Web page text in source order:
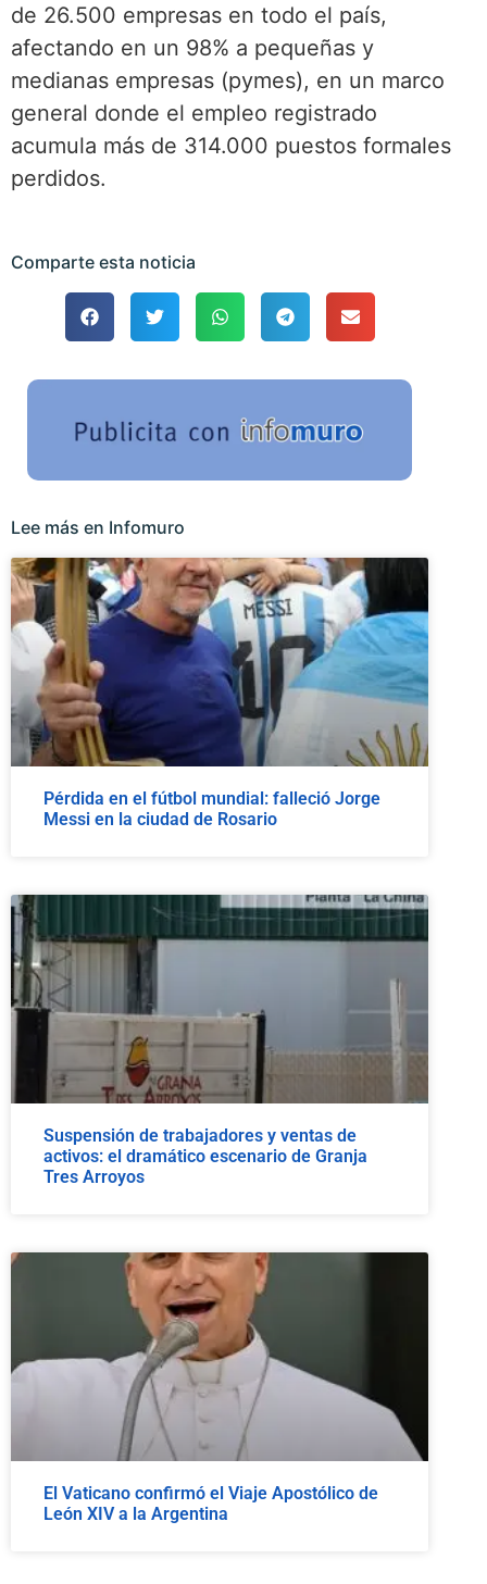
de 26.500 empresas en todo el país,
afectando en un 98% a pequeñas y
medianas empresas (pymes), en un marco
general donde el empleo registrado
acumula más de 314.000 puestos formales
perdidos.
Comparte esta noticia
Lee más en Infomuro
Pérdida en el fútbol mundial: falleció Jorge
Messi en la ciudad de Rosario
Suspensión de trabajadores y ventas de
activos: el dramático escenario de Granja
Tres Arroyos
El Vaticano confirmó el Viaje Apostólico de
León XIV a la Argentina